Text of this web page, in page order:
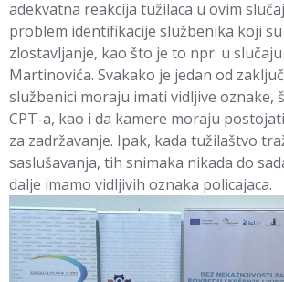
adekvatna reakcija tužilaca u ovim
problem identifikacije službenika koji
zlostavljanje, kao što je to npr. u
Martinovića. Svakako je jedan od
službenici moraju imati vidljive oznake,
CPT-a, kao i da kamere moraju
za zadržavanje. Ipak, kada tužilaštvo
saslušavanja, tih snimaka nikada do
dalje imamo vidljivih oznaka policajaca.